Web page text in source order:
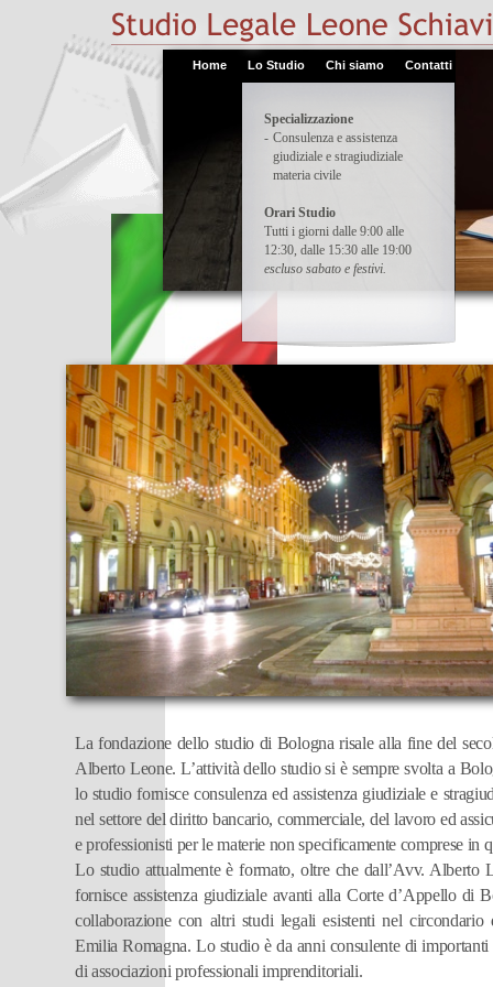
Home Lo Studio Chi siamo Contatti
La fondazione dello studio di Bologna risale alla fine del
Alberto Leone. L’attività dello studio si è sempre svolta a
lo studio fornisce consulenza ed assistenza giudiziale e
nel settore del diritto bancario, commerciale, del lavoro ed
e professionisti per le materie non specificamente comprese in
Lo studio attualmente è formato, oltre che dall’Avv.
fornisce assistenza giudiziale avanti alla Corte d’Appello di
collaborazione con altri studi legali esistenti nel circondario
Emilia Romagna. Lo studio è da anni consulente di
di associazioni professionali imprenditoriali.
Specializzazione
- Consulenza e assistenza
giudiziale e stragiudiziale
materia civile
Orari Studio
Tutti i giorni dalle 9:00 alle
12:30, dalle 15:30 alle 19:00
escluso sabato e festivi.